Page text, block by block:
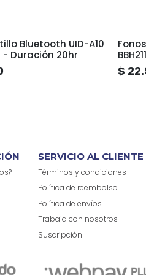
Bluetooth UID-A10
- Duración 20hr
$
SERVICIO AL CLIENTE
Términos y condiciones
Política de reembolso
Política de envíos
Trabaja con nosotros
Suscripción